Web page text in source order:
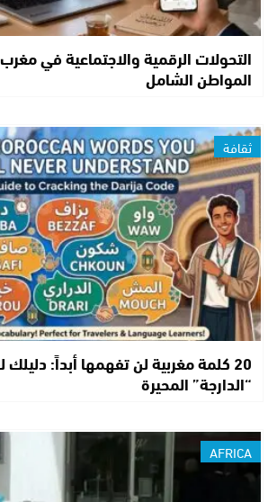
المواطن الشامل
ثقافة
20 كلمة مغربية لن تفهمها أبداً:
“الدارجة” المحيرة
AFRICA